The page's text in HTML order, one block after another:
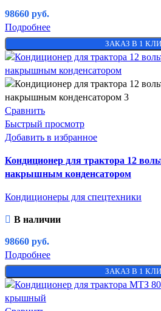
98660 руб.
Подробнее
ЗАКАЗ В 1
Сравнить
Быстрый просмотр
Добавить в избранное
Кондиционер для трактора 12
накрышным конденсатором
Кондиционеры для спецтехники
В наличии
98660 руб.
Подробнее
ЗАКАЗ В 1